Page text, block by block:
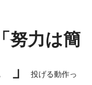
「努力は簡
投げる動作っ